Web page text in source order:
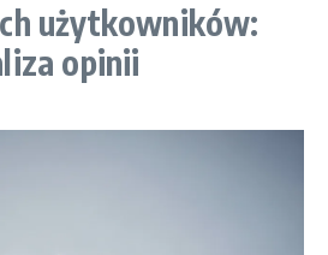
użytkowników:
opinii